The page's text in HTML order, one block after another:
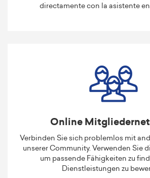
directamente con la asistente en
Online
Verbinden Sie sich problemlos mit
unserer Community. Verwenden Sie
um passende Fähigkeiten zu
Dienstleistungen zu